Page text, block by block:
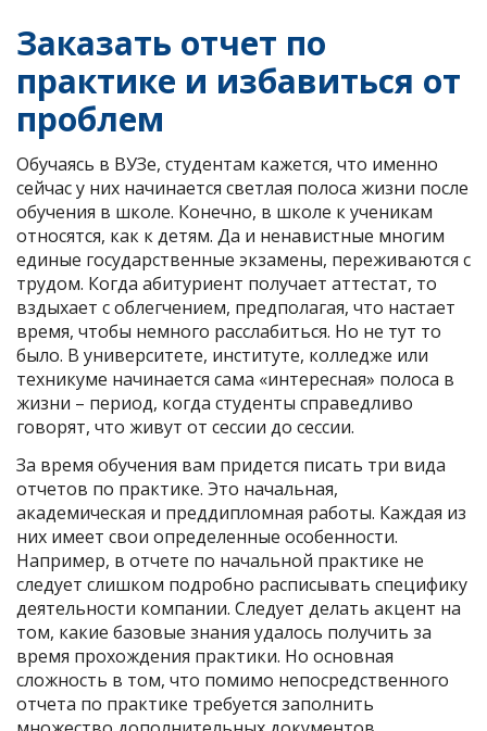
Заказать отчет по
практике и избавиться от
проблем
Обучаясь в ВУЗе, студентам кажется, что именно
сейчас у них начинается светлая полоса жизни после
обучения в школе. Конечно, в школе к ученикам
относятся, как к детям. Да и ненавистные многим
единые государственные экзамены, переживаются с
трудом. Когда абитуриент получает аттестат, то
вздыхает с облегчением, предполагая, что настает
время, чтобы немного расслабиться. Но не тут то
было. В университете, институте, колледже или
техникуме начинается сама «интересная» полоса в
жизни – период, когда студенты справедливо
говорят, что живут от сессии до сессии.
За время обучения вам придется писать три вида
отчетов по практике. Это начальная,
академическая и преддипломная работы. Каждая из
них имеет свои определенные особенности.
Например, в отчете по начальной практике не
следует слишком подробно расписывать специфику
деятельности компании. Следует делать акцент на
том, какие базовые знания удалось получить за
время прохождения практики. Но основная
сложность в том, что помимо непосредственного
отчета по практике требуется заполнить